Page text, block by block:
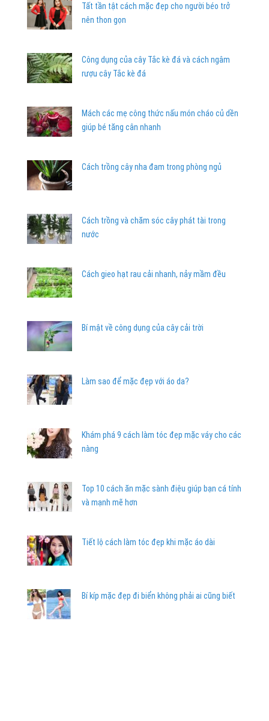
Tất tần tật cách mặc đẹp cho người béo trở
nên thon gọn
Công dụng của cây Tắc kè đá và cách ngâm
rượu cây Tắc kè đá
Mách các mẹ công thức nấu món cháo củ dền
giúp bé tăng cân nhanh
Cách trồng cây nha đam trong phòng ngủ
Cách trồng và chăm sóc cây phát tài trong
nước
Cách gieo hạt rau cải nhanh, nảy mầm đều
Bí mật về công dụng của cây cải trời
Làm sao để mặc đẹp với áo da?
Khám phá 9 cách làm tóc đẹp mặc váy cho các
nàng
Top 10 cách ăn mặc sành điệu giúp bạn cá tính
và mạnh mẽ hơn
Tiết lộ cách làm tóc đẹp khi mặc áo dài
Bí kíp mặc đẹp đi biển không phải ai cũng biết